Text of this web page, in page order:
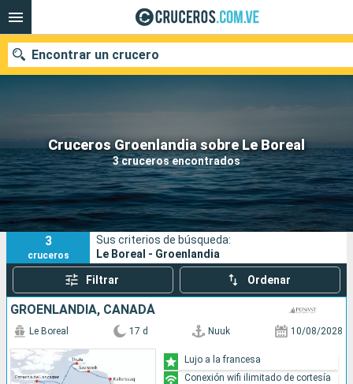
Cruceros Groenlandia sobre Le Boreal
3 cruceros encontrados
Encontrar un crucero
Nuestros destinos
Fecha de salida
Puertos Compañías
Buscar
3
cruceros
Sus criterios de búsqueda:
Le Boreal - Groenlandia
Filtrar Ordenar
GROENLANDIA, CANADÁ
Le Boreal 17 d Nuuk 10/08/2028
Lujo a la francesa
Conexión wifi ilimitado de cortesía